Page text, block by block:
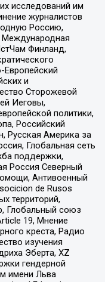
исследований им
журналистов
Россию,
Международная
Финланд,
Европейский
и
Сторожевой
Иеговы,
политики,
Российский
Русская Америка за
Глобальная сеть
поддержки,
Россия Северный
Антивоенный
de Rusos
территорий,
Глобальный союз
19, Мнение
креста, Радио
изучения
Эберта, XZ
гендерной
имени Льва